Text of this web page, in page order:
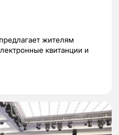
жителям
квитанции и